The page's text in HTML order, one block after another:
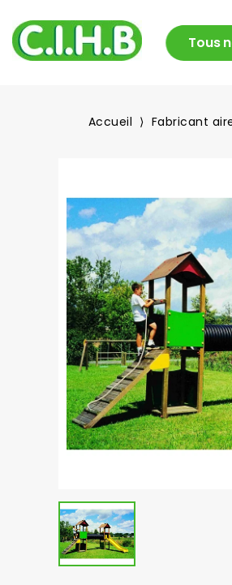
Tous
Accueil Fabricant